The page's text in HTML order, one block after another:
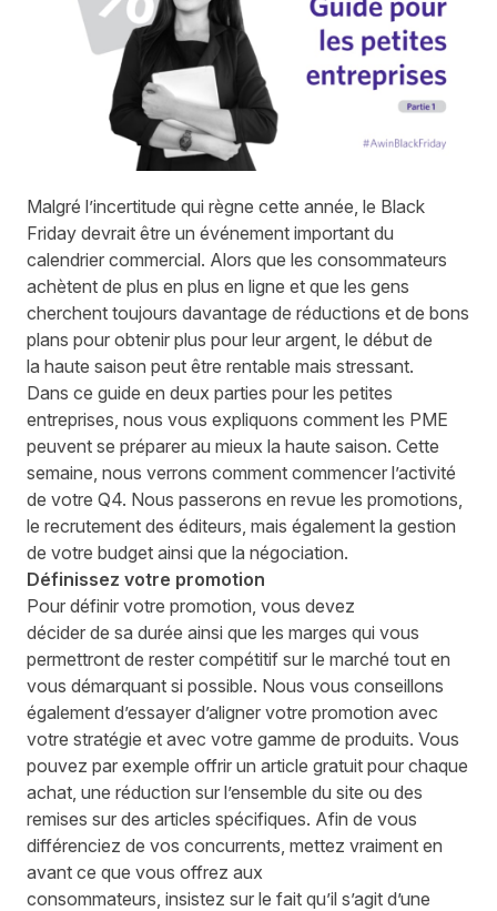
Malgré l’incertitude qui règne cette année, le Black
Friday devrait être un événement important du
calendrier commercial. Alors que les consommateurs
achètent de plus en plus en ligne et que les gens
cherchent toujours davantage de réductions et de bons
plans pour obtenir plus pour leur argent , le début de
la haute saison peut être rentable mais stressant.
Dans ce guide en deux parties pour les petites
entreprises, nous vous expliquons comment les PME
peuvent se préparer au mieux la haute saison. Cette
semaine, nous verrons comment commencer l’activité
de votre Q4. Nous passerons en revue les promotions,
le recrutement des éditeurs mais également la gestion
de votre budget ainsi que la négociation.
Définissez votre promotion
Pour définir votre promotion, vous devez
décider de sa durée ainsi que les marges qui vous
permettront de rester compétitif sur le marché tout en
vous démarquant si possible. Nous vous conseillons
également d’essayer d’aligner votre promotion avec
votre stratégie et avec votre gamme de produits. Vous
pouvez par exemple offrir un article gratuit pour chaque
achat, une réduction sur l’ensemble du site ou des
remises sur des articles spécifiques. Afin de vous
différenciez de vos concurrents, mettez vraiment en
avant ce que vous offrez aux
consommateurs, insistez sur le fait qu’il s’agit d’une